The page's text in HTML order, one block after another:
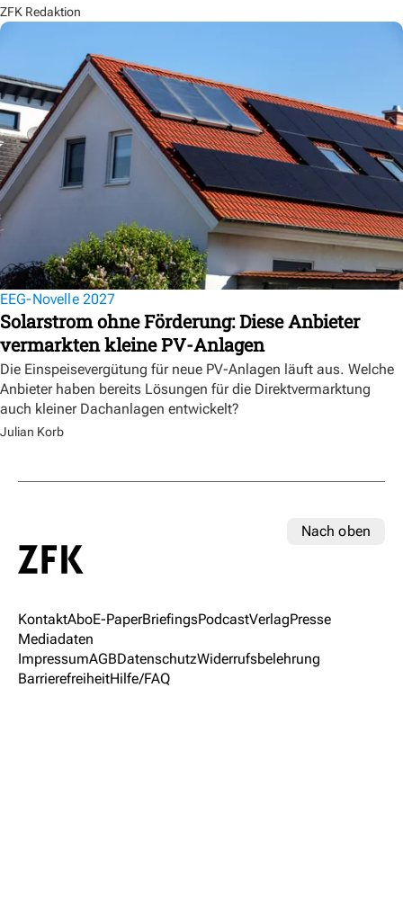
ZFK Redaktion
EEG-Novelle 2027
Solarstrom ohne Förderung: Diese Anbieter
vermarkten kleine PV-Anlagen
Die Einspeisevergütung für neue PV-Anlagen läuft aus. Welche
Anbieter haben bereits Lösungen für die Direktvermarktung
auch kleiner Dachanlagen entwickelt?
Julian Korb
Nach oben
KontaktAboE-PaperBriefingsPodcastVerlagPresse
Mediadaten
ImpressumAGBDatenschutzWiderrufsbelehrung
BarrierefreiheitHilfe/FAQ